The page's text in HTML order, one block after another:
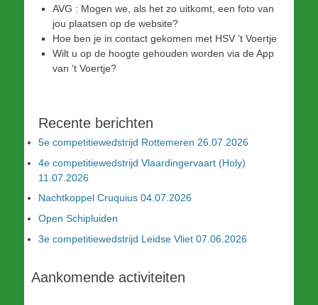
AVG : Mogen we, als het zo uitkomt, een foto van
jou plaatsen op de website?
Hoe ben je in contact gekomen met HSV ’t Voertje
Wilt u op de hoogte gehouden worden via de App
van ‘t Voertje?
Recente berichten
5e competitiewedstrijd Rottemeren 26.07.2026
4e competitiewedstrijd Vlaardingervaart (Holy)
11.07.2026
Nachtkoppel Cruquius 04.07.2026
Open Schipluiden
3e competitiewedstrijd Leidse Vliet 07.06.2026
Aankomende activiteiten